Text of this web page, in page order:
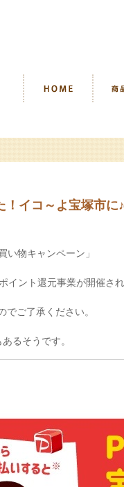
！イコ～よ宝塚市に
い物キャンペーン」
イント還元事業が開催さ
ご了承ください。
るそうです。